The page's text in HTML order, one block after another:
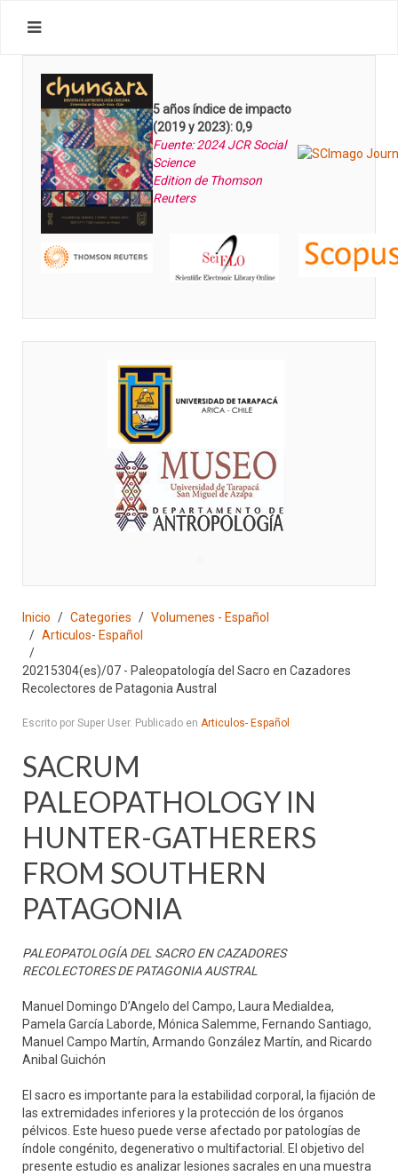
5 años índice de impacto
(2019 y 2023): 0,9
Fuente: 2024 JCR Social
Science
Edition de Thomson
Reuters
Inicio Categories
Volumenes - Español
Articulos- Español
20215304(es)/07 - Paleopatología del Sacro en Cazadores
Recolectores de Patagonia Austral
Escrito por Super User. Publicado en Articulos- Español
SACRUM
PALEOPATHOLOGY IN
HUNTER-GATHERERS
FROM SOUTHERN
PATAGONIA
PALEOPATOLOGÍA DEL SACRO EN CAZADORES
RECOLECTORES DE PATAGONIA AUSTRAL
Manuel Domingo D’Angelo del Campo, Laura Medialdea,
Pamela García Laborde, Mónica Salemme, Fernando Santiago,
Manuel Campo Martín, Armando González Martín, and Ricardo
Anibal Guichón
El sacro es importante para la estabilidad corporal, la fijación de
las extremidades inferiores y la protección de los órganos
pélvicos. Este hueso puede verse afectado por patologías de
índole congénito, degenerativo o multifactorial. El objetivo del
presente estudio es analizar lesiones sacrales en una muestra